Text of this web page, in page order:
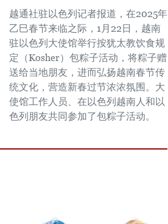
越通社驻以色列记者报道，在2025年
乙巳春节来临之际，1月22日，越南
驻以色列大使馆举行按犹太教饮食规
定（Kosher）包粽子活动，将粽子赠
送给当地朋友，进而弘扬越南春节传
统文化，营造新春过节浓浓氛围。大
使馆工作人员、在以色列越南人和以
色列朋友共同参加了包粽子活动。